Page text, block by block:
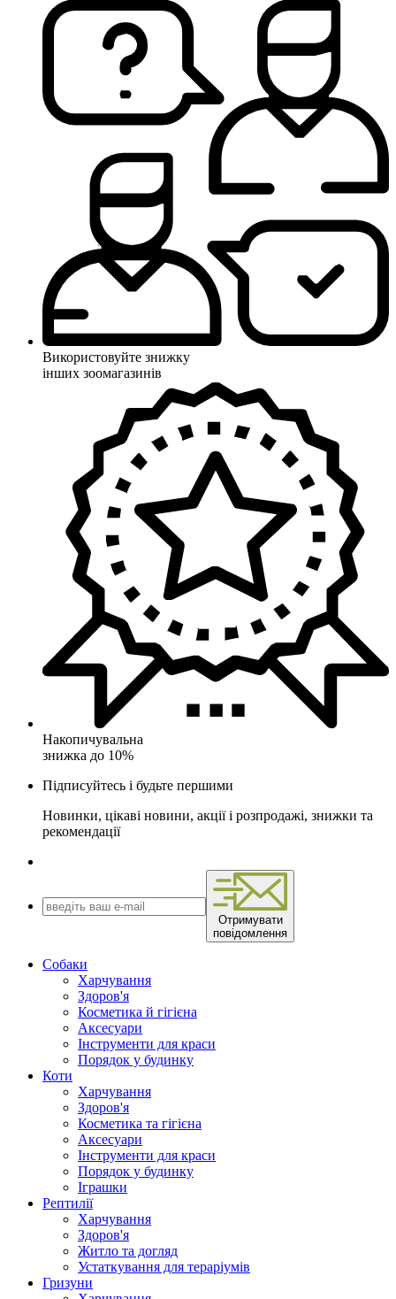
Використовуйте знижку
інших зоомагазинів
Накопичувальна
знижка до 10%
Підписуйтесь і будьте першими
Новинки, цікаві новини, акції і розпродажі, знижки та
рекомендації
Отримувати
повідомлення
Собаки
Харчування
Здоров'я
Косметика й гігієна
Аксесуари
Інструменти для краси
Порядок у будинку
Коти
Харчування
Здоров'я
Косметика та гігієна
Аксесуари
Інструменти для краси
Порядок у будинку
Іграшки
Рептилії
Харчування
Здоров'я
Житло та догляд
Устаткування для тераріумів
Гризуни